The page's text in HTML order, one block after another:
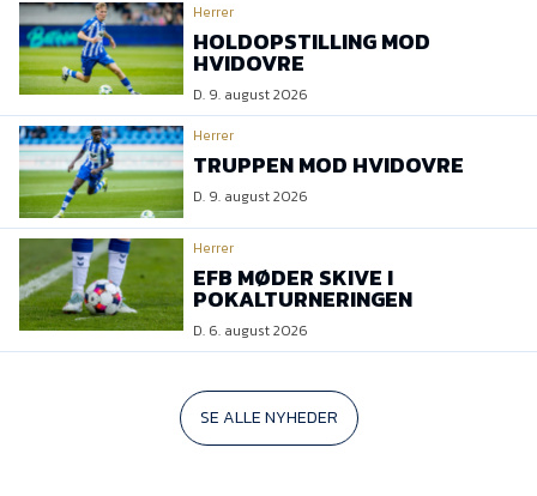
Herrer
HOLDOPSTILLING MOD
HVIDOVRE
D. 9. august 2026
Herrer
TRUPPEN MOD HVIDOVRE
D. 9. august 2026
Herrer
EFB MØDER SKIVE I
POKALTURNERINGEN
D. 6. august 2026
SE ALLE NYHEDER